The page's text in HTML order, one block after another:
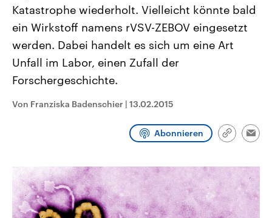
Landtagswahl Sachsen-Anhalt
2026
Alle Informationen
Sachsen-Anhalt wählt am 6.
September 2026 einen neuen
Bundesland von einer Koalition aus
Umfragen, Prognosen,
und Hintergründe zu den Parteien
und Kandidaten der anstehenden
USA
Aktuelle Beiträge,
Hintergründe
Wirtschaftlich und
gehören die Vereinigten
mit großem Einfluss auf
Sendungen Programm Podcasts
Katastrophe wiederholt. Vielleicht könnte bald
ein Wirkstoff namens rVSV-ZEBOV eingesetzt
werden. Dabei handelt es sich um eine Art
Unfall im Labor, einen Zufall der
Forschergeschichte.
Von Franziska Badenschier | 13.02.2015
Abonnieren
Link